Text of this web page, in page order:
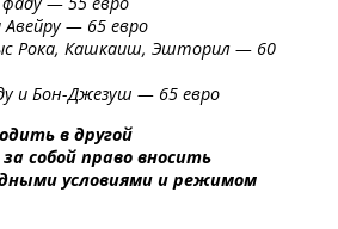
Авейру — 65 евро
Рока, Кашкаиш, Эшторил — 60
и Бон-Джезуш— 65 евро
в другой
собой право вносить
условиями и режимом